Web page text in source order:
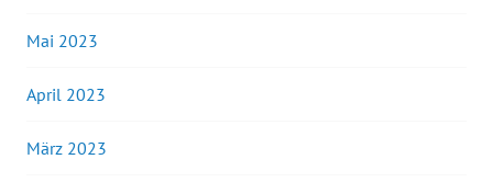
Mai 2023
April 2023
März 2023